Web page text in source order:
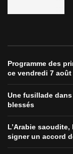
Programme des
ce vendredi 7 août
Une fusillade
blessés
L’Arabie
signer un accord